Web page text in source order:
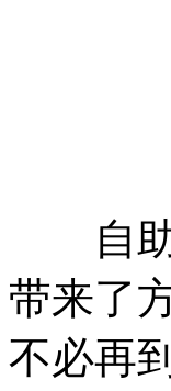
自助
带来了
不必再